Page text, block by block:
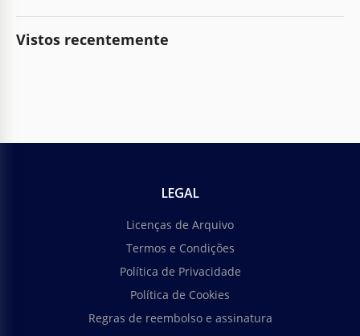
Vistos recentemente
LEGAL
Licenças de Arquivo
Termos e Condições
Política de Privacidade
Política de Cookies
Regras de reembolso e assinatura